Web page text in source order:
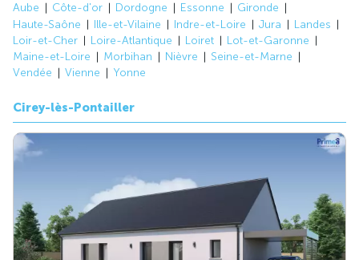
Aube Côte-d'or Dordogne Essonne
Gironde
Haute-Saône
Ille-et-Vilaine Indre-et-Loire Jura
Landes
Loir-et-Cher
Loire-Atlantique Loiret
Lot-et-Garonne
Maine-et-Loire
Morbihan Nièvre
Seine-et-Marne
Vendée
Vienne Yonne
Cirey-lès-Pontailler